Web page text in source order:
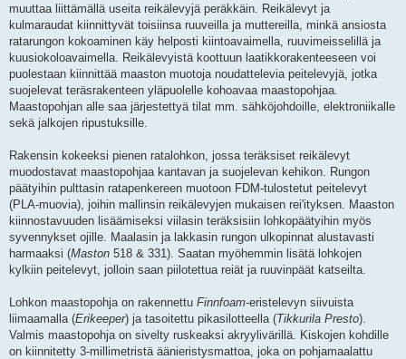
muuttaa liittämällä useita reikälevyjä peräkkäin. Reikälevyt ja
kulmaraudat kiinnittyvät toisiinsa ruuveilla ja muttereilla, minkä ansiosta
ratarungon kokoaminen käy helposti kiintoavaimella, ruuvimeisselillä ja
kuusiokoloavaimella. Reikälevyistä koottuun laatikkorakenteeseen voi
puolestaan kiinnittää maaston muotoja noudattelevia peitelevyjä, jotka
suojelevat teräsrakenteen yläpuolelle kohoavaa maastopohjaa.
Maastopohjan alle saa järjestettyä tilat mm. sähköjohdoille, elektroniikalle
sekä jalkojen ripustuksille.
Rakensin kokeeksi pienen ratalohkon, jossa teräksiset reikälevyt
muodostavat maastopohjaa kantavan ja suojelevan kehikon. Rungon
päätyihin pulttasin ratapenkereen muotoon FDM-tulostetut peitelevyt
(PLA-muovia), joihin mallinsin reikälevyjen mukaisen rei'ityksen. Maaston
kiinnostavuuden lisäämiseksi viilasin teräksisiin lohkopäätyihin myös
syvennykset ojille. Maalasin ja lakkasin rungon ulkopinnat alustavasti
harmaaksi (Maston 518 & 331). Saatan myöhemmin lisätä lohkojen
kylkiin peitelevyt, jolloin saan piilotettua reiät ja ruuvinpäät katseilta.
Lohkon maastopohja on rakennettu Finnfoam-eristelevyn siivuista
liimaamalla (Erikeeper) ja tasoitettu pikasilotteella (Tikkurila Presto).
Valmis maastopohja on sivelty ruskeaksi akryylivärillä. Kiskojen kohdille
on kiinnitetty 3-millimetristä äänieristysmattoa, joka on pohjamaalattu